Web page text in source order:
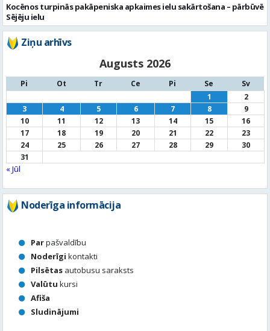
Kocēnos turpinās pakāpeniska apkaimes ielu sakārtošana – pārbūvē
Sējēju ielu
Ziņu arhīvs
Augusts 2026
Pi Ot Tr Ce Pi Se
Sv
1
2
3
4 5 6 7 8
9
10
11 12 13 14 15
16
17
18 19 20 21 22
23
24
25 26 27 28 29
30
31
« Jūl
Noderīga informācija
Parpašvaldību
Noderīgi kontakti
Pilsētas autobusu saraksts
Valūtu kursi
Afiša
Sludinājumi